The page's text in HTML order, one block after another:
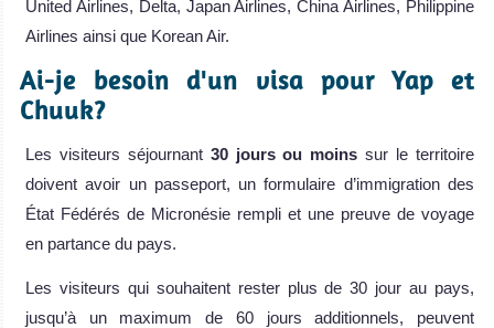
United Airlines, Delta, Japan Airlines, China Airlines, Philippine
Airlines ainsi que Korean Air.
Ai-je besoin d'un visa pour Yap et
Chuuk?
Les visiteurs séjournant 30 jours ou moins sur le territoire
doivent avoir un passeport, un formulaire d’immigration des
État Fédérés de Micronésie rempli et une preuve de voyage
en partance du pays.
Les visiteurs qui souhaitent rester plus de 30 jour au pays,
jusqu’à un maximum de 60 jours additionnels, peuvent